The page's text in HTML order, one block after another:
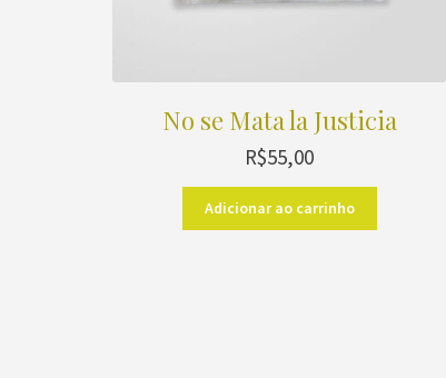
No se Mata la Justicia
R$55,00
Adicionar ao carrinho